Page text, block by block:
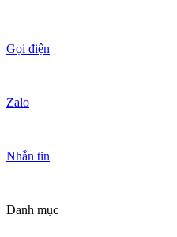
Gọi điện
Zalo
Nhắn tin
Danh mục